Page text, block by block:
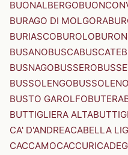
BUONALBERGO
BURAGO DI MOLGORA
BURIASCOBUROLO
BUSANOBUSCABUSCATE
BUSNAGOBUSSERO
BUSSOLENGOBUSSOLENO
BUSTO GAROLFOBUTERA
BUTTIGLIERA ALTA
CA' D'ANDREACABELLA
CACCAMOCACCURI